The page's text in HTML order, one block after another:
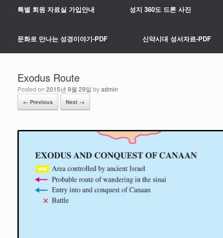
특별 회원 자료실 가입안내 성지 360도 드론 사진
문화로 만나는 성경이야기-PDF 신약시대 성서자료-PDF
Exodus Route
Posted on 2015년 9월 29일 byadmin
← Previous Next →